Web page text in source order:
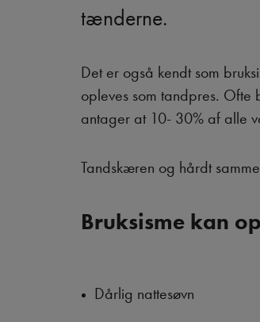
tænderne.
Det er også kendt som
opleves som tandpres.
antager at 10- 30% af alle
Tandskæren og hårdt
Bruksisme kan
Dårlig nattesøvn